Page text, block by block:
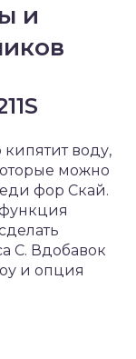
и
воду,
можно
фор Скай.
С. Вдобавок
и опция